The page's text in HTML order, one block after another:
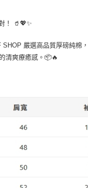
！ 🥤💖✨
嚴選高品質厚磅純棉
清爽療癒感。📦🔥